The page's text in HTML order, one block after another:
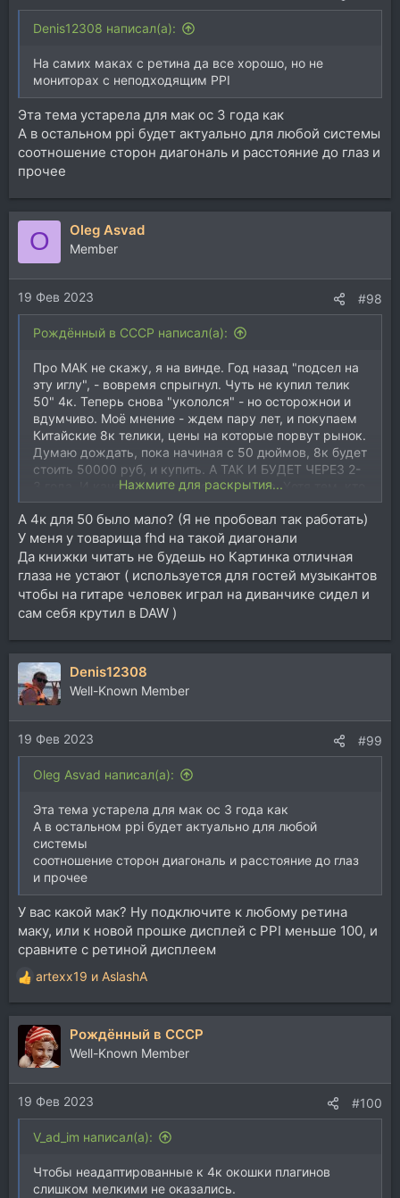
Denis12308 написал(а):
На самих маках с ретина да все хорошо, но не
мониторах с неподходящим PPI
Эта тема устарела для мак ос 3 года как
А в остальном ppi будет актуально для любой системы
соотношение сторон диагональ и расстояние до глаз и
прочее
O Oleg Asvad
Member
19 Фев 2023 #98
Рождённый в СССР написал(а):
Про МАК не скажу, я на винде. Год назад "подсел на
эту иглу", - вовремя спрыгнул. Чуть не купил телик
50" 4к. Теперь снова "укололся" - но осторожнои и
вдумчиво. Моё мнение - ждем пару лет, и покупаем
Китайские 8к телики, цены на которые порвут рынок.
Думаю дождать, пока начиная с 50 дюймов, 8к будет
стоить 50000 руб, и купить. А ТАК И БУДЕТ ЧЕРЕЗ 2-
3 года. И качество там будет отменное. Хотя тем, кто
сидит от монитора не ближе чем 2 метра, можно и
сейчас брать 4к. Его из китая можно 3а 16000 рублей
вытянуть, с учетом доставки. Но 4к и 8к это небо и
земля.
Нажмите для раскрытия...
А 4к для 50 было мало? (Я не пробовал так работать)
У меня у товарища fhd на такой диагонали
Да книжки читать не будешь но Картинка отличная
глаза не устают ( используется для гостей музыкантов
чтобы на гитаре человек играл на диванчике сидел и
сам себя крутил в DAW )
Denis12308
Well-Known Member
19 Фев 2023 #99
Oleg Asvad написал(а):
Эта тема устарела для мак ос 3 года как
А в остальном ppi будет актуально для любой
системы
соотношение сторон диагональ и расстояние до глаз
и прочее
У вас какой мак? Ну подключите к любому ретина
маку, или к новой прошке дисплей с PPI меньше 100, и
сравните с ретиной дисплеем
Р
е
а
ц
и
и
:
artexx19 и AslashA
Рождённый в СССР
Well-Known Member
19 Фев 2023 #100
V_ad_im написал(а):
Чтобы неадаптированные к 4к окошки плагинов
слишком мелкими не оказались.